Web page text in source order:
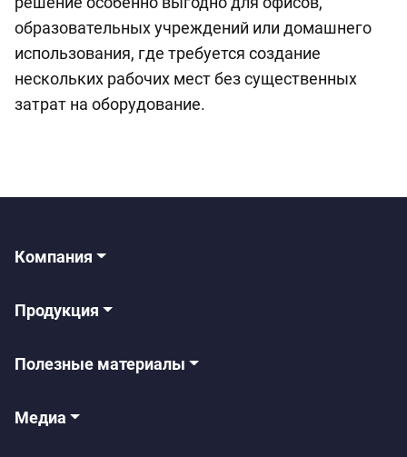
образовательных учреждений или домашнего
использования, где требуется создание
нескольких рабочих мест без существенных
затрат на оборудование.
Компания
Продукция
Полезные материалы
Медиа